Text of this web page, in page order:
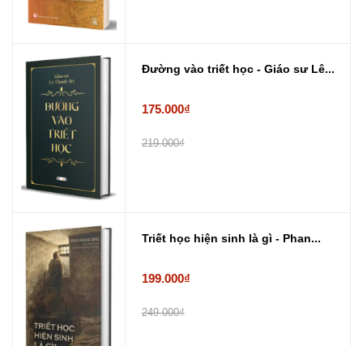
Đường vào triết học - Giáo sư Lê...
175.000₫
219.000₫
Triết học hiện sinh là gì - Phan...
199.000₫
249.000₫